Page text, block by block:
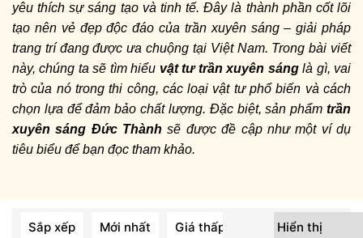
yêu thích sự sáng tạo và tinh tế. Đây là thành phần cốt lõi
tạo nên vẻ đẹp độc đáo của trần xuyên sáng – giải pháp
trang trí đang được ưa chuộng tại Việt Nam. Trong bài viết
này, chúng ta sẽ tìm hiểu vật tư trần xuyên sánglà gì, vai
trò của nó trong thi công, các loại vật tư phổ biến và cách
chọn lựa để đảm bảo chất lượng. Đặc biệt, sản phẩm trần
xuyên sáng Đức Thành sẽ được đề cập như một ví dụ
tiêu biểu để bạn đọc tham khảo.
Sắp xếp Mới nhất Giá thấp đến cao Giá cao